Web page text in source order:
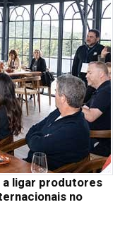
a ligar produtores
no